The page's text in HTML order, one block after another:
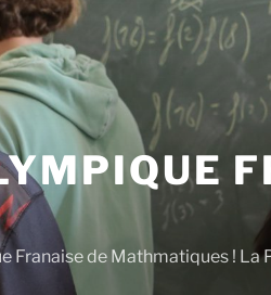
Franaise de Mathmatiques !